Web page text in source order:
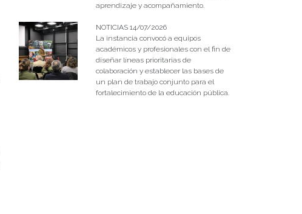
aprendizaje y acompañamiento.
NOTICIAS 14/07/2026
La instancia convocó a equipos
académicos y profesionales con el fin de
diseñar líneas prioritarias de
colaboración y establecer las bases de
un plan de trabajo conjunto para el
fortalecimiento de la educación pública.